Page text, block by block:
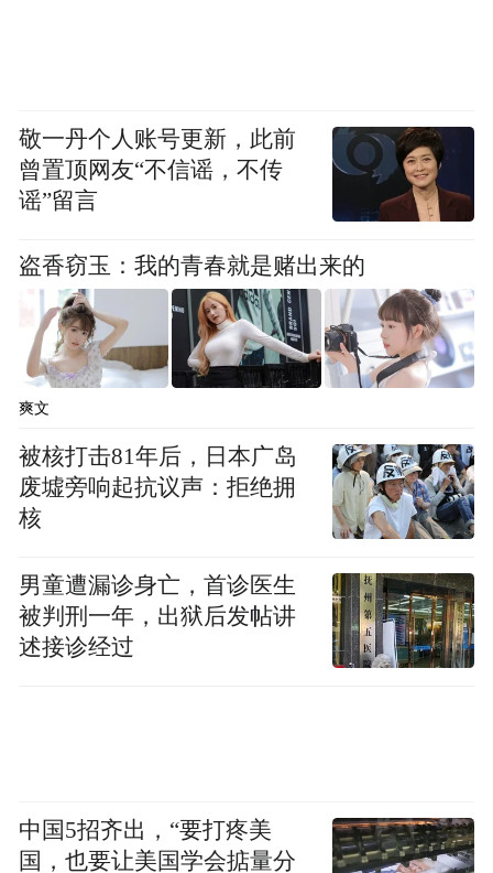
“五六岁的孩子，惊慌失措
雷朗迅速调整策略
让母亲拨通丈夫的电话
雷朗将情况简要告知对方
“家属说十几分钟赶到”
林雪森则快步查看事故车辆
并非自燃
敬一丹个人账号更新，此前
曾置顶网友“不信谣，不传
谣”留言
盗香窃玉：我的青春就是赌出来的
爽文
被核打击81年后，日本广岛
废墟旁响起抗议声：拒绝拥
核
男童遭漏诊身亡，首诊医生
被判刑一年，出狱后发帖讲
述接诊经过
中国5招齐出，“要打疼美
国，也要让美国学会掂量分